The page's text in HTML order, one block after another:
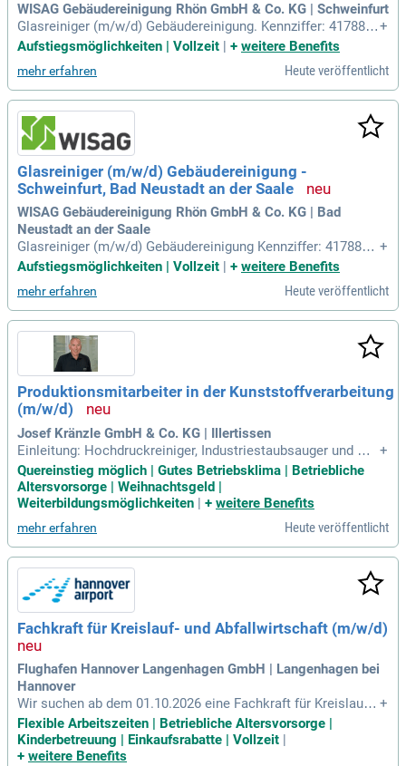
WISAG Gebäudereinigung Rhön GmbH & Co. KG | Schweinfurt
Glasreiniger (m/w/d) Gebäudereinigung. Kennziffer: 417888.
Bei uns reinigen Sie. Außenfenstern mittels Hebebühne; Gla
soberflächen jeglicher Art; Empfangsbereich, Büros, Treppe
nhäuser; Durchführen von Sonderreinigungen, z. B. nach Ren
ovierungen.
+
Aufstiegsmöglichkeiten | Vollzeit | + weitere Benefits
mehr erfahren Heute veröffentlicht
Glasreiniger (m/w/d) Gebäudereinigung -
Schweinfurt, Bad Neustadt an der Saale
WISAG Gebäudereinigung Rhön GmbH & Co. KG | Bad
Neustadt an der Saale
Glasreiniger (m/w/d) Gebäudereinigung Kennziffer: 417888
Bei uns reinigen Sie Außenfenstern mittels Hebebühne Glas
häuser Durchführen von Sonderreinigungen, z.
+
Aufstiegsmöglichkeiten | Vollzeit
+ weitere Benefits
mehr erfahren Heute veröffentlicht
Produktionsmitarbeiter in der Kunststoffverarbeitung
(m/w/d)
Josef Kränzle GmbH & Co. KG | Illertissen
Einleitung: Hochdruckreiniger, Industriestaubsauger und Ha
ndkehrmaschinen – das ist die Welt von Kränzle; Kränzle st
eht seit seiner Gründung 1974 für Qualität und Innovation.
+
Quereinstieg möglich | Gutes Betriebsklima | Betriebliche
Altersvorsorge | Weihnachtsgeld |
Weiterbildungsmöglichkeiten | + weitere Benefits
mehr erfahren Heute veröffentlicht
Fachkraft für Kreislauf- und Abfallwirtschaft (m/w/d)
Flughafen Hannover Langenhagen GmbH | Langenhagen bei
Hannover
Wir suchen ab dem 01.10.2026 eine Fachkraft für Kreislauf-
und Abfallwirtschaft (m/w/d) in unserer Gruppe Flughafenm
eisterei. Die Beschäftigung erfolgt für 24 Monate im Wechs
elschichtdienst und anschließend in Gleitzeit. Einsatzbereic
+
Flexible Arbeitszeiten | Betriebliche Altersvorsorge |
Kinderbetreuung | Einkaufsrabatte | Vollzeit |
+ weitere Benefits